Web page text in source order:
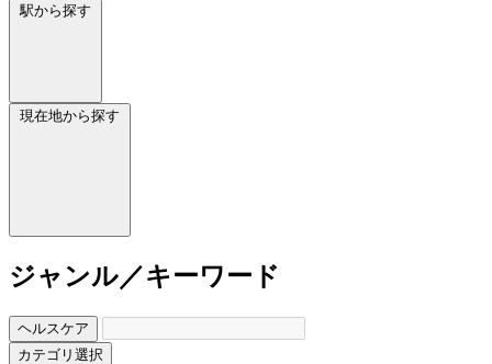
駅から探す
現在地から探す
ジャンル／キーワード
ヘルスケア
カテゴリ選択